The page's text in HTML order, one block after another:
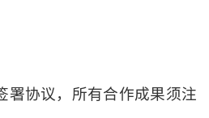
署协议，所有合作成果须注